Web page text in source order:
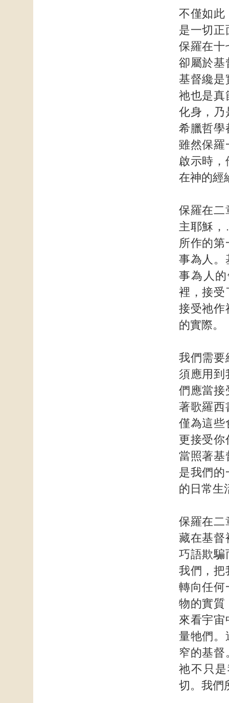
不僅如此
是一切正
保羅在十
卻屬於基
基督纔是
祂也是真
化身，乃
希臘哲學
雖然保羅
啟示時，
在神的經
保羅在二
主耶穌
所作的
事為人。
事為人
裡，接受
接受祂作
的實際。
我們需要
須應用到
們應當接
著歌羅西
僅為這些
更接受你
當照著基
是我們的
的日常生
保羅在二
藏在基督
巧語欺騙
我們，把
轉向任何
物的實質
來看宇宙
量牠們。
窄的基督
祂不只
切。我們